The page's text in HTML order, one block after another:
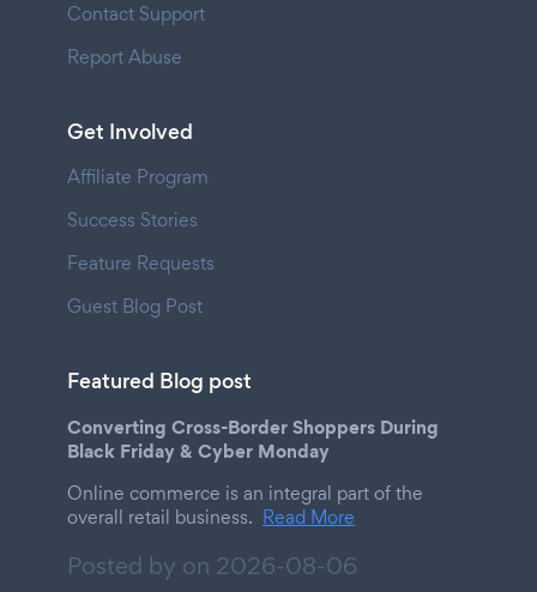
Contact Support
Report Abuse
Get Involved
Affiliate Program
Success Stories
Feature Requests
Guest Blog Post
Featured Blog post
Converting Cross-Border Shoppers During
Black Friday & Cyber Monday
Online commerce is an integral part of the
overall retail business. Read More
Posted by on 2026-08-06